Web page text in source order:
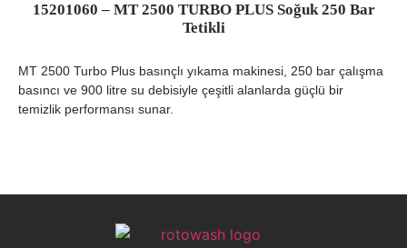
15201060 – MT 2500 TURBO PLUS Soğuk 250 Bar
Tetikli
MT 2500 Turbo Plus basınçlı yıkama makinesi, 250 bar çalışma
basıncı ve 900 litre su debisiyle çeşitli alanlarda güçlü bir
temizlik performansı sunar.